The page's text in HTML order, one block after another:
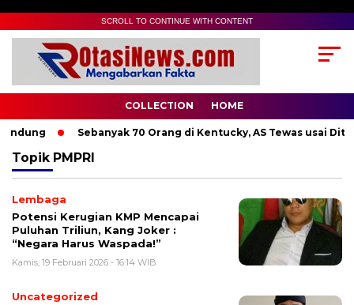
SCROLL TO CONTINUE WITH CONTENT
COLLECTION HOME
Sebanyak 70 Orang di Kentucky, AS Tewas usai
Topik PMPRI
Lembaga
Potensi Kerugian KMP Mencapai
Puluhan Triliun, Kang Joker :
“Negara Harus Waspada!”
Kamis, 19 Februari 2026 - 16:14 WIB
Uncategorized